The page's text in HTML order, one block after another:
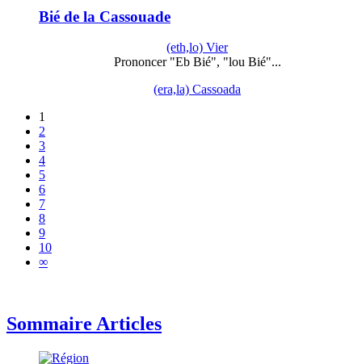
Bié de la Cassouade
(eth,lo) Vier
Prononcer "Eb Bié", "lou Bié"...
(era,la) Cassoada
1
2
3
4
5
6
7
8
9
10
∞
Sommaire Articles